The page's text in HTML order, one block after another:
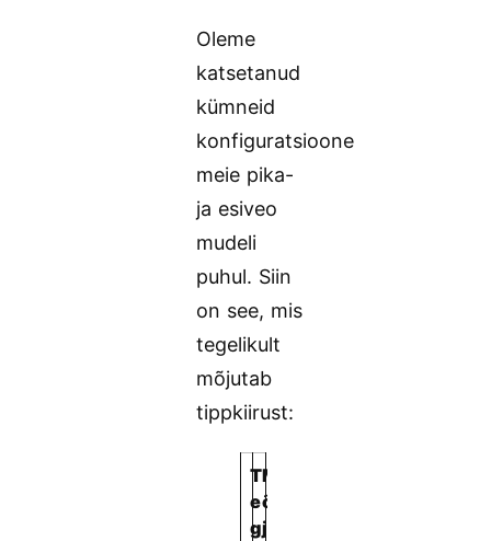
Oleme
katsetanud
kümneid
konfiguratsioone
meie pika-
ja esiveo
mudeli
puhul. Siin
on see, mis
tegelikult
mõjutab
tippkiirust:
T
e
g
M
õ
j